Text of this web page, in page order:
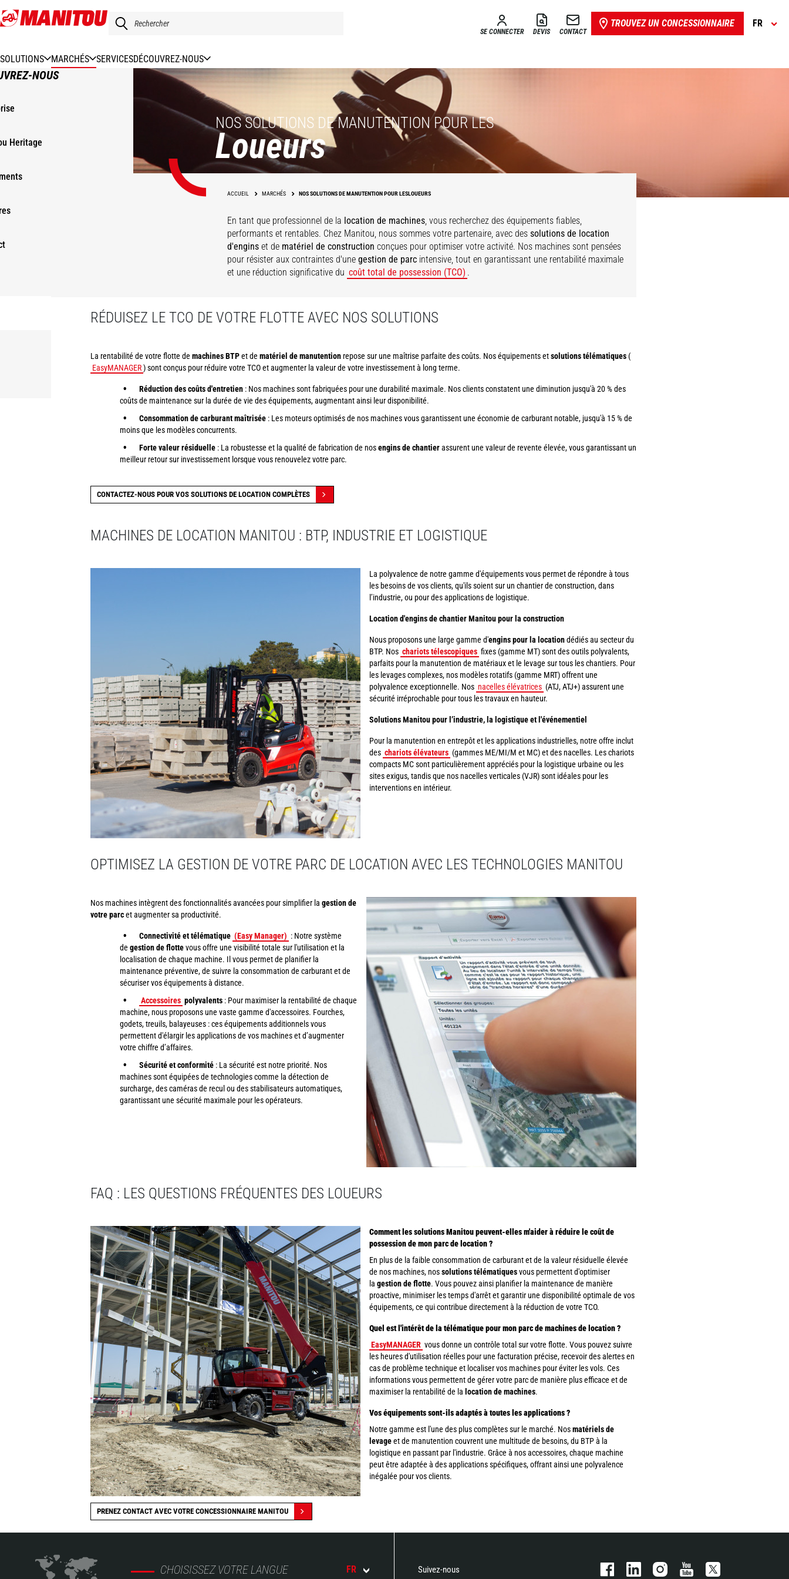
Aller
au
SE CONNECTER DEVIS CONTACT
TROUVEZ UN CONCESSIONNAIRE FR
SOLUTIONS MARCHÉS SERVICESDÉCOUVREZ-NOUS
NOUS
Heritage
NOS SOLUTIONS DE MANUTENTION POUR LES
Loueurs
ACCUEIL MARCHÉS NOS SOLUTIONS DE MANUTENTION POUR LESLOUEURS
En tant que professionnel de la location de machines, vous recherchez des équipements fiables,
performants et rentables. Chez Manitou, nous sommes votre partenaire, avec des solutions de location
d'engins et de matériel de construction conçues pour optimiser votre activité. Nos machines sont pensées
pour résister aux contraintes d'une gestion de parc intensive, tout en garantissant une rentabilité maximale
et une réduction significative du coût total de possession (TCO) .
RÉDUISEZ LE TCO DE VOTRE FLOTTE AVEC NOS SOLUTIONS
La rentabilité de votre flotte de machines BTPet de matériel de manutentionrepose sur une maîtrise parfaite des coûts. Nos équipements etsolutions télématiques(
EasyMANAGER ) sont conçus pour réduire votre TCO et augmenter la valeur de votre investissement à long terme.
Réduction des coûts d'entretien: Nos machines sont fabriquées pour une durabilité maximale. Nos clients constatent une diminution jusqu'à 20 % des
coûts de maintenance sur la durée de vie des équipements, augmentant ainsi leur disponibilité.
Consommation de carburant maîtrisée: Les moteurs optimisés de nos machines vous garantissent une économie de carburant notable, jusqu'à 15 % de
moins que les modèles concurrents.
Forte valeur résiduelle: La robustesse et la qualité de fabrication de nosengins de chantierassurent une valeur de revente élevée, vous garantissant un
meilleur retour sur investissement lorsque vous renouvelez votre parc.
CONTACTEZ-NOUS POUR VOS SOLUTIONS DE LOCATION COMPLÈTES
MACHINES DE LOCATION MANITOU : BTP, INDUSTRIE ET LOGISTIQUE
La polyvalence de notre gamme d'équipements vous permet de répondre à tous
les besoins de vos clients, qu'ils soient sur un chantier de construction, dans
l’industrie, ou pour des applications de logistique.
Location d'engins de chantier Manitou pour la construction
Nous proposons une large gamme d'engins pour la locationdédiés au secteur du
BTP. Nos chariots télescopiques fixes (gamme MT) sont des outils polyvalents,
parfaits pour la manutention de matériaux et le levage sur tous les chantiers. Pour
les levages complexes, nos modèles rotatifs (gamme MRT) offrent une
polyvalence exceptionnelle. Nos nacelles élévatrices (ATJ, ATJ+) assurent une
sécurité irréprochable pour tous les travaux en hauteur.
Solutions Manitou pour l’industrie, la logistique et l'événementiel
Pour la manutention en entrepôt et les applications industrielles, notre offre inclut
des chariots élévateurs (gammes ME/MI/M et MC) et des nacelles. Les chariots
compacts MC sont particulièrement appréciés pour la logistique urbaine ou les
sites exigus, tandis que nos nacelles verticales (VJR) sont idéales pour les
interventions en intérieur.
OPTIMISEZ LA GESTION DE VOTRE PARC DE LOCATION AVEC LES TECHNOLOGIES MANITOU
Nos machines intègrent des fonctionnalités avancées pour simplifier la gestion de
votre parcet augmenter sa productivité.
Connectivité et télématique (Easy Manager) : Notre système
de gestion de flottevous offre une visibilité totale sur l'utilisation et la
localisation de chaque machine. Il vous permet de planifier la
maintenance préventive, de suivre la consommation de carburant et de
sécuriser vos équipements à distance.
Accessoires polyvalents: Pour maximiser la rentabilité de chaque
machine, nous proposons une vaste gamme d'accessoires. Fourches,
godets, treuils, balayeuses : ces équipements additionnels vous
permettent d'élargir les applications de vos machines et d’augmenter
votre chiffre d’affaires.
Sécurité et conformité: La sécurité est notre priorité. Nos
machines sont équipées de technologies comme la détection de
surcharge, des caméras de recul ou des stabilisateurs automatiques,
garantissant une sécurité maximale pour les opérateurs.
FAQ : LES QUESTIONS FRÉQUENTES DES LOUEURS
Comment les solutions Manitou peuvent-elles m'aider à réduire le coût de
possession de mon parc de location ?
En plus de la faible consommation de carburant et de la valeur résiduelle élevée
de nos machines, nossolutions télématiquesvous permettent d'optimiser
la gestion de flotte. Vous pouvez ainsi planifier la maintenance de manière
proactive, minimiser les temps d'arrêt et garantir une disponibilité optimale de vos
équipements, ce qui contribue directement à la réduction de votre TCO.
Quel est l'intérêt de la télématique pour mon parc de machines de location ?
EasyMANAGER vous donne un contrôle total sur votre flotte. Vous pouvez suivre
les heures d'utilisation réelles pour une facturation précise, recevoir des alertes en
cas de problème technique et localiser vos machines pour éviter les vols. Ces
informations vous permettent de gérer votre parc de manière plus efficace et de
maximiser la rentabilité de la location de machines.
Vos équipements sont-ils adaptés à toutes les applications ?
Notre gamme est l'une des plus complètes sur le marché. Nosmatériels de
levageet de manutention couvrent une multitude de besoins, du BTP à la
logistique en passant par l'industrie. Grâce à nos accessoires, chaque machine
peut être adaptée à des applications spécifiques, offrant ainsi une polyvalence
inégalée pour vos clients.
PRENEZ CONTACT AVEC VOTRE CONCESSIONNAIRE MANITOU
CHOISISSEZ VOTRE LANGUE FR Suivez-nous